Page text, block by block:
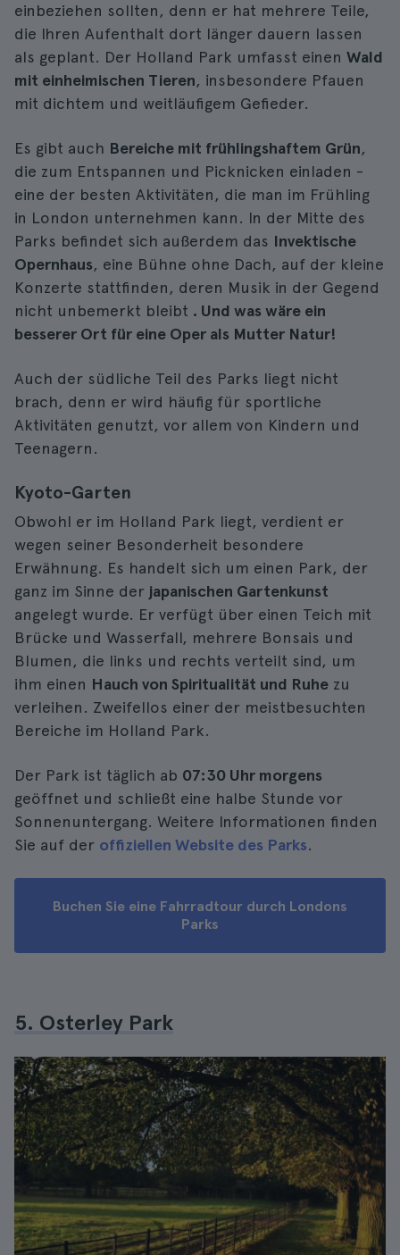
einbeziehen sollten, denn er hat mehrere Teile,
die Ihren Aufenthalt dort länger dauern lassen
als geplant. Der Holland Park umfasst einen Wald
mit einheimischen Tieren, insbesondere Pfauen
mit dichtem und weitläufigem Gefieder.
Es gibt auch Bereiche mit frühlingshaftem Grün,
die zum Entspannen und Picknicken einladen -
eine der besten Aktivitäten, die man im Frühling
in London unternehmen kann. In der Mitte des
Parks befindet sich außerdem das Invektische
Opernhaus, eine Bühne ohne Dach, auf der kleine
Konzerte stattfinden, deren Musik in der Gegend
nicht unbemerkt bleibt . Und was wäre ein
besserer Ort für eine Oper als Mutter Natur!
Auch der südliche Teil des Parks liegt nicht
brach, denn er wird häufig für sportliche
Aktivitäten genutzt, vor allem von Kindern und
Teenagern.
Kyoto-Garten
Obwohl er im Holland Park liegt, verdient er
wegen seiner Besonderheit besondere
Erwähnung. Es handelt sich um einen Park, der
ganz im Sinne der japanischen Gartenkunst
angelegt wurde. Er verfügt über einen Teich mit
Brücke und Wasserfall, mehrere Bonsais und
Blumen, die links und rechts verteilt sind, um
ihm einen Hauch von Spiritualität und Ruhe zu
verleihen. Zweifellos einer der meistbesuchten
Bereiche im Holland Park.
Der Park ist täglich ab 07:30 Uhr morgens
geöffnet und schließt eine halbe Stunde vor
Sonnenuntergang. Weitere Informationen finden
Sie auf der offiziellen Website des Parks.
Buchen Sie eine Fahrradtour durch Londons
Parks
5. Osterley Park